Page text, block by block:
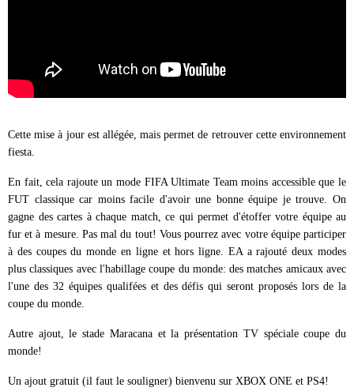
Cette mise à jour est allégée, mais permet de retrouver cette environnement
fiesta.
En fait, cela rajoute un mode FIFA Ultimate Team moins accessible que le
FUT classique car moins facile d'avoir une bonne équipe je trouve. On
gagne des cartes à chaque match, ce qui permet d'étoffer votre équipe au
fur et à mesure. Pas mal du tout! Vous pourrez avec votre équipe participer
à des coupes du monde en ligne et hors ligne. EA a rajouté deux modes
plus classiques avec l'habillage coupe du monde: des matches amicaux avec
l'une des 32 équipes qualifées et des défis qui seront proposés lors de la
coupe du monde.
Autre ajout, le stade Maracana et la présentation TV spéciale coupe du
monde!
Un ajout gratuit (il faut le souligner) bienvenu sur XBOX ONE et PS4!